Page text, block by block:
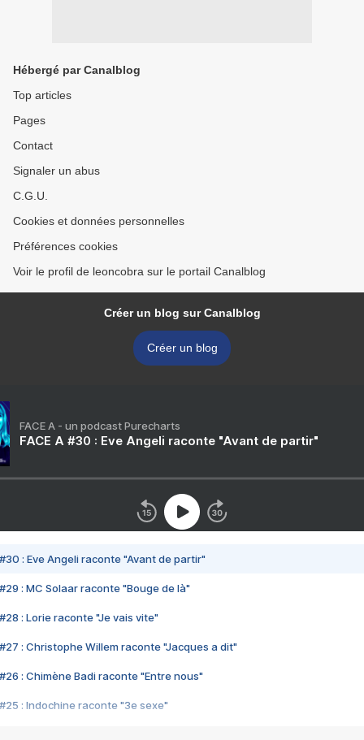
Hébergé par Canalblog
Top articles
Pages
Contact
Signaler un abus
C.G.U.
Cookies et données personnelles
Préférences cookies
Voir le profil de leoncobra sur le portail Canalblog
Créer un blog sur Canalblog
Créer un blog
FACE A - un podcast Purecharts
FACE A #30 : Eve Angeli raconte "Avant de partir"
#30 : Eve Angeli raconte "Avant de partir"
#29 : MC Solaar raconte "Bouge de là"
#28 : Lorie raconte "Je vais vite"
#27 : Christophe Willem raconte "Jacques a dit"
#26 : Chimène Badi raconte "Entre nous"
#25 : Indochine raconte "3e sexe"